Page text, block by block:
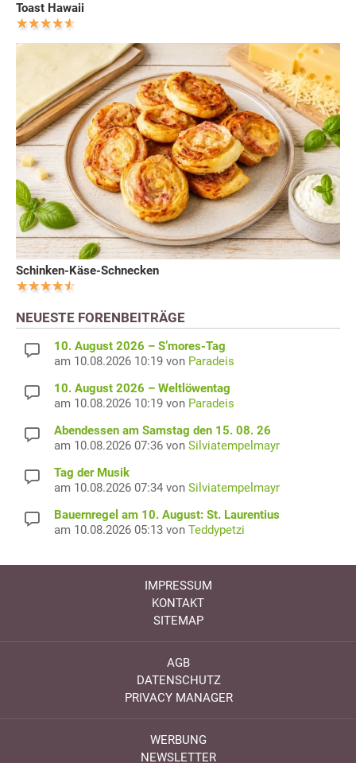
Toast Hawaii
Schinken-Käse-Schnecken
NEUESTE FORENBEITRÄGE
10. August 2026 – S’mores-Tag
am 10.08.2026 10:19 von Paradeis
10. August 2026 – Weltlöwentag
am 10.08.2026 10:19 von Paradeis
Abendessen am Samstag den 15. 08. 26
am 10.08.2026 07:36 von Silviatempelmayr
Tag der Musik
am 10.08.2026 07:34 von Silviatempelmayr
Bauernregel am 10. August: St. Laurentius
am 10.08.2026 05:13 von Teddypetzi
IMPRESSUM
KONTAKT
SITEMAP
AGB
DATENSCHUTZ
PRIVACY MANAGER
WERBUNG
NEWSLETTER